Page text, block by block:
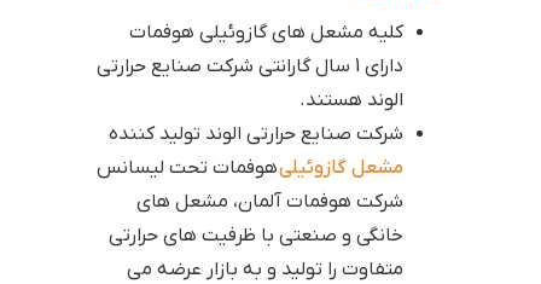
کلیه مشعل های گازوئیلی هوفمات
دارای 1 سال گارانتی شرکت صنایع حرارتی
الوند هستند.
شرکت صنایع حرارتی الوند تولید کننده
مشعل گازوئیلیهوفمات تحت لیسانس
شرکت هوفمات آلمان، مشعل های
خانگی و صنعتی با ظرفیت های حرارتی
متفاوت را تولید و به بازار عرضه می